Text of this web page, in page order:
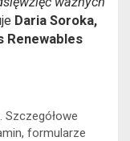
Daria Soroka,
Renewables
formularze